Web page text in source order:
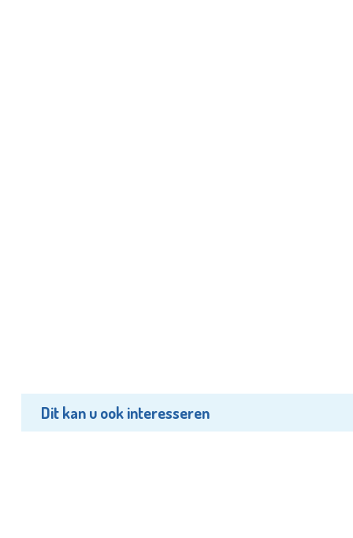
Dit kan u ook interesseren